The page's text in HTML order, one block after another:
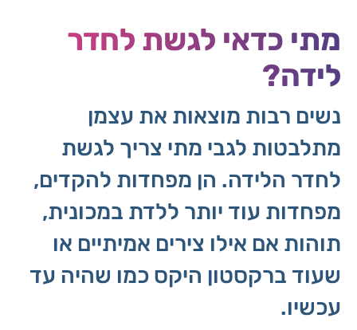
מתי כדאי לגשת לחדר
לידה?
נשים רבות מוצאות את עצמן
מתלבטות לגבי מתי צריך לגשת
לחדר הלידה. הן מפחדות להקדים,
מפחדות עוד יותר ללדת במכונית,
תוהות אם אילו צירים אמיתיים או
שעוד ברקסטון היקס כמו שהיה עד
עכשיו.